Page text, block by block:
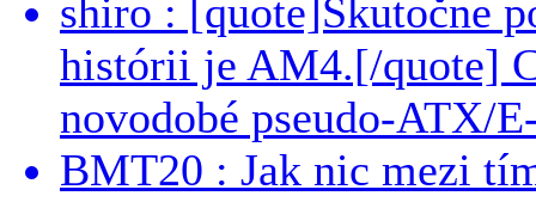
shiro : [quote]Skutočne
histórii je AM4.[/quote]
novodobé pseudo-ATX/
BMT20 : Jak nic mezi